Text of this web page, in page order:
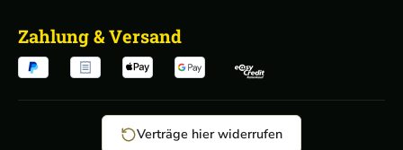
Zahlung & Versand
Verträge hier widerrufen